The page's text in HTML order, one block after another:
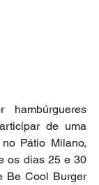
hambúrgueres
de uma
Pátio Milano,
os dias 25 e 30
Be Cool Burger